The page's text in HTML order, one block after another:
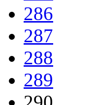
286
287
288
289